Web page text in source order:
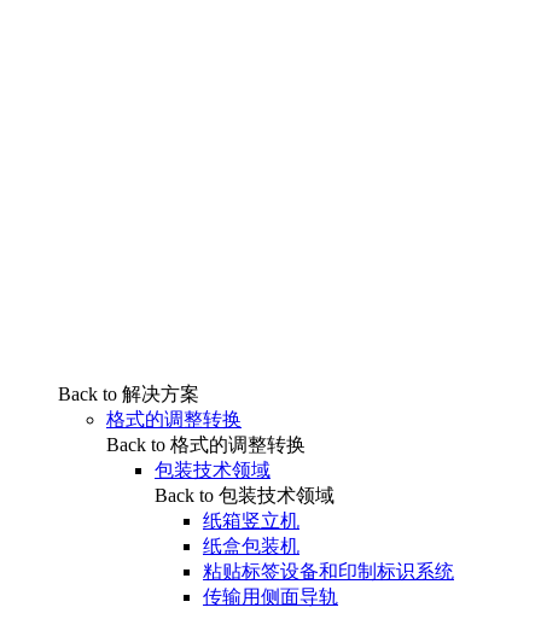
Back to 解决方案
格式的调整转换
Back to 格式的调整转换
包装技术领域
Back to 包装技术领域
纸箱竖立机
纸盒包装机
粘贴标签设备和印制标识系统
传输用侧面导轨